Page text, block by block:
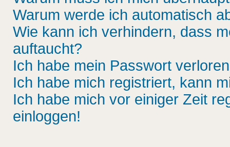
Warum werde ich automatisch
Wie kann ich verhindern, dass
auftaucht?
Ich habe mein Passwort
Ich habe mich registriert, kann
Ich habe mich vor einiger Zeit
einloggen!